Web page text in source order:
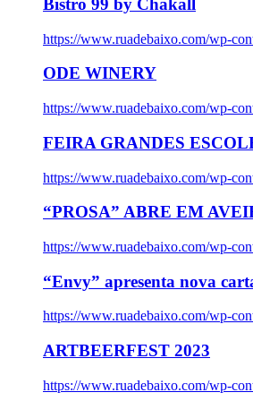
Bistro 99 by Chakall
https://www.ruadebaixo.com/wp-
ODE WINERY
https://www.ruadebaixo.com/wp-
FEIRA GRANDES
https://www.ruadebaixo.com/wp-
“PROSA” ABRE EM
https://www.ruadebaixo.com/wp-
“Envy” apresenta nova
https://www.ruadebaixo.com/wp-
ARTBEERFEST 2023
https://www.ruadebaixo.com/wp-